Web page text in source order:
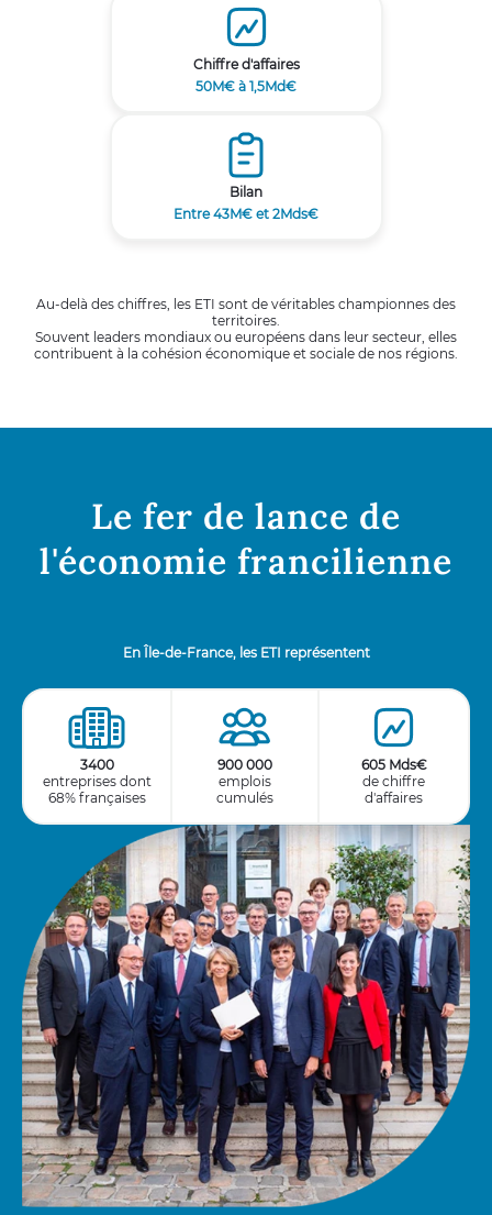
Chiffre d'affaires
50M€ à 1,5Md€
Bilan
Entre 43M€ et 2Mds€
Au-delà des chiffres, les ETI sont de véritables championnes des
territoires.
Souvent leaders mondiaux ou européens dans leur secteur, elles
contribuent à la cohésion économique et sociale de nos régions.
Le fer de lance de
l'économie francilienne
En Île-de-France, les ETI représentent
3400
entreprises dont
68% françaises
900 000
emplois
cumulés
605 Mds€
de chiffre
d'affaires